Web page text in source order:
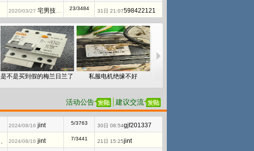
2020/03/27 宅男技术控 23/3484 31日 21:07598422121
是不是买到假的梅兰日兰了 私服电机绝缘不好
活动公告 建议交流
2024/08/16 jint 5/3763 30日 08:54gjf201337
2024/08/16 jint 7/3441 21日 15:25jint